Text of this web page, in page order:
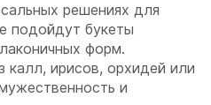
решениях для
подойдут букеты
форм.
калл, ирисов, орхидей или
и